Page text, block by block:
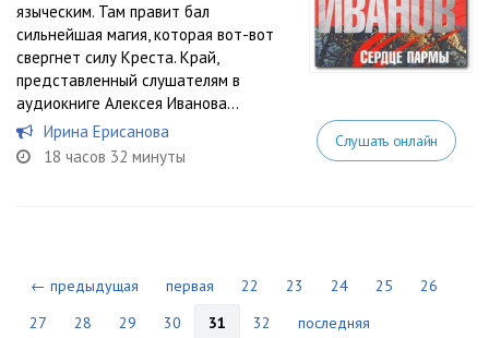
языческим. Там правит бал
сильнейшая магия, которая вот-вот
свергнет силу Креста. Край,
представленный слушателям в
аудиокниге Алексея Иванова...
Ирина Ерисанова
18 часов 32 минуты
Слушать онлайн
← предыдущая первая 22 23 24 25
26
27
28 29 30 31 32 последняя